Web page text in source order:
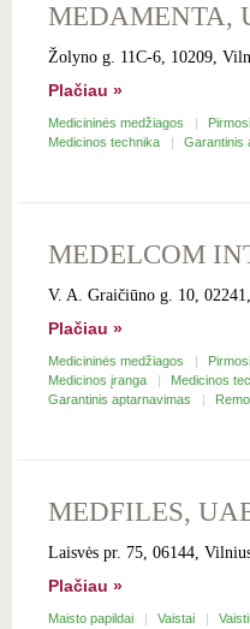
MEDAMENTA,
Žolyno g. 11C-6, 10209,
Plačiau »
Medicininės medžiagos
Medicinos technika
Garantinis
MEDELCOM
V. A. Graičiūno g. 10,
Plačiau »
Medicininės medžiagos
Medicinos įranga
Medicinos
Garantinis aptarnavimas
MEDFILES,
Laisvės pr. 75, 06144,
Plačiau »
Maisto papildai Vaistai